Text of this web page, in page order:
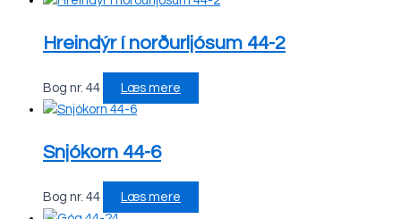
Hreindýr í norðurljósum 44-2
Bog nr. 44 Læs mere
Snjókorn 44-6
Bog nr. 44 Læs mere